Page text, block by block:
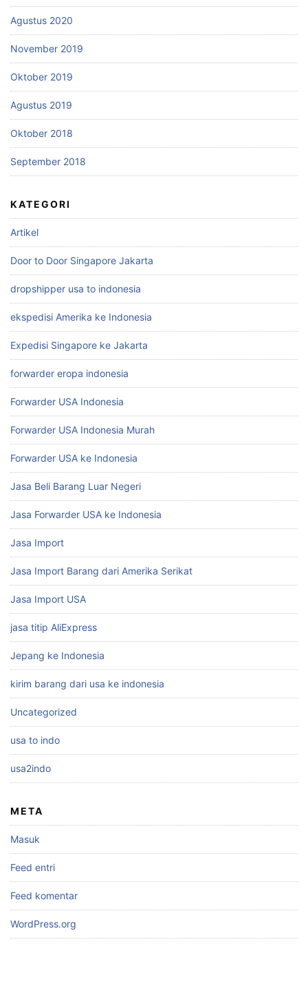
Agustus 2020
November 2019
Oktober 2019
Agustus 2019
Oktober 2018
September 2018
KATEGORI
Artikel
Door to Door Singapore Jakarta
dropshipper usa to indonesia
ekspedisi Amerika ke Indonesia
Expedisi Singapore ke Jakarta
forwarder eropa indonesia
Forwarder USA Indonesia
Forwarder USA Indonesia Murah
Forwarder USA ke Indonesia
Jasa Beli Barang Luar Negeri
Jasa Forwarder USA ke Indonesia
Jasa Import
Jasa Import Barang dari Amerika Serikat
Jasa Import USA
jasa titip AliExpress
Jepang ke Indonesia
kirim barang dari usa ke indonesia
Uncategorized
usa to indo
usa2indo
META
Masuk
Feed entri
Feed komentar
WordPress.org